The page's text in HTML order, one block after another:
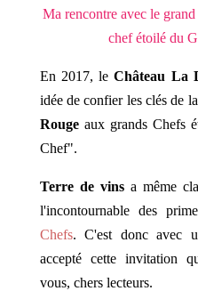
Ma rencontre avec le grand
chef étoilé du
En 2017, leChâteau La
idée de confier les clés de
Rouge aux grands Chefs
Chef".
Terre de vins a même
l'incontournable des
Chefs.C'est donc avec
accepté cette invitation
vous, chers lecteurs.